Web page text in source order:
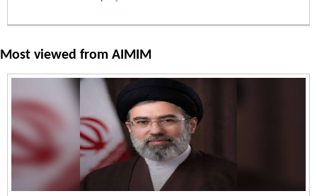
Most viewed from AIMIM